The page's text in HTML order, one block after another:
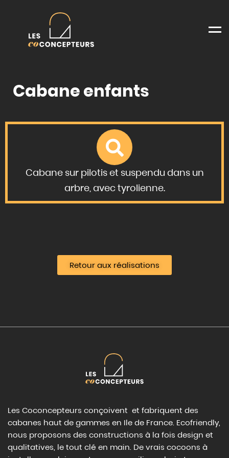
Cabane enfants
Cabane sur pilotis et suspendu dans un
arbre, avec tyrolienne.
Retour aux réalisations
Les Coconcepteurs conçoivent et fabriquent des
cabanes haut de gammes en Ile de France. Ecofriendly,
nous proposons des constructions à la fois design et
qualitatives, le tout clé en main. De vrais cocoons à